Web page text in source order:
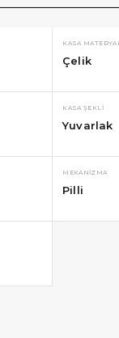
KASA
Çelik
KASA ŞEKLI
Yuvarlak
MEKANIZMA
Pilli